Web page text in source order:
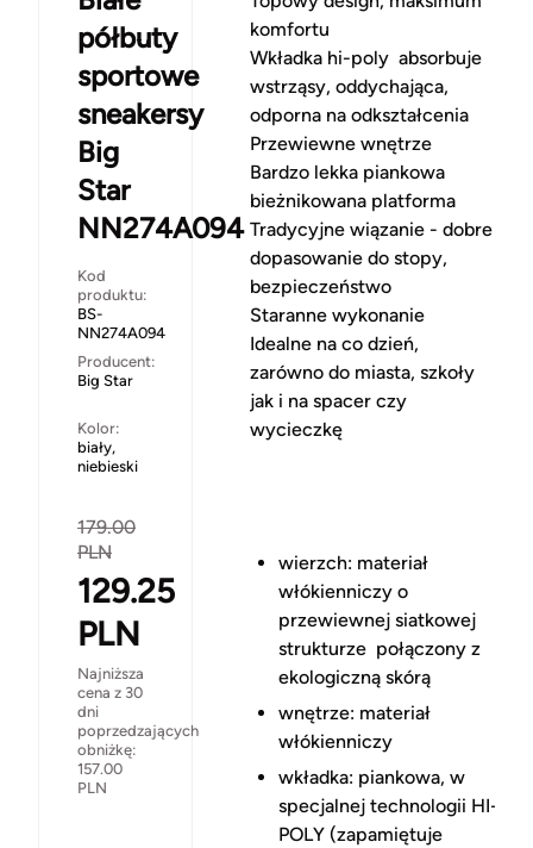
półbuty
sportowe
sneakersy
Big
Star
NN274A094
Kod
produktu:
BS-
NN274A094
Producent:
Big Star
Kolor:
biały,
niebieski
179.00
PLN
129.25
PLN
Najniższa
cena z 30
dni
poprzedzających
obniżkę:
157.00
PLN
komfortu
Wkładka hi-poly absorbuje
wstrząsy, oddychająca,
odporna na odkształcenia
Przewiewne wnętrze
Bardzo lekka piankowa
bieżnikowana platforma
Tradycyjne wiązanie - dobre
dopasowanie do stopy,
bezpieczeństwo
Staranne wykonanie
Idealne na co dzień,
zarówno do miasta, szkoły
jak i na spacer czy
wycieczkę
wierzch: materiał
włókienniczy o
przewiewnej siatkowej
strukturze połączony z
ekologiczną skórą
wnętrze: materiał
włókienniczy
wkładka: piankowa, w
specjalnej technologii HI-
POLY (zapamiętuje